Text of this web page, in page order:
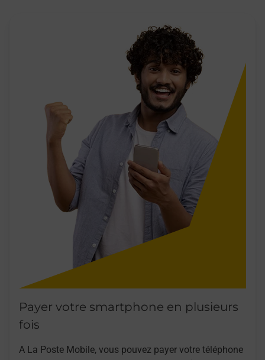
Payer votre smartphone en plusieurs
fois
A La Poste Mobile, vous pouvez payer votre téléphone